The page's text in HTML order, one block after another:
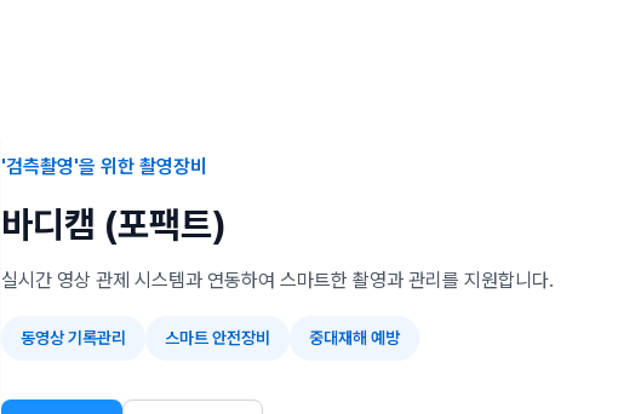
'검측촬영'을 위한 촬영장비
바디캠 (포팩트)
실시간 영상 관제 시스템과 연동하여 스마트한 촬영과 관리를 지원합니다.
동영상 기록관리 스마트 안전장비 중대재해 예방